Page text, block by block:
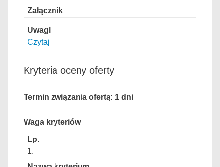
Czytaj
Kryteria oceny oferty
Termin związania ofertą: 1 dni
Waga kryteriów
1.